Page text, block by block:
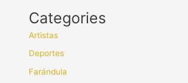
Categories
Artistas
Deportes
Farándula